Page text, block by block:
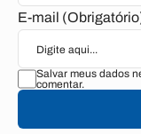
E-mail
Salvar meus dados
comentar.